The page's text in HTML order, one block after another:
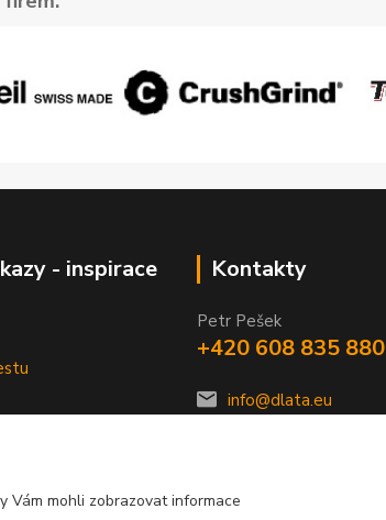
- inspirace Kontakty
Petr Pešek
+420 608 835 880
info@dlata.eu
Vám mohli zobrazovat informace